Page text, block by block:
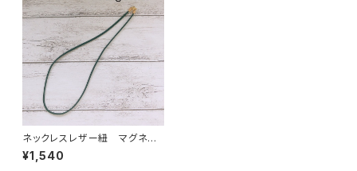
ネックレスレザー紐 マグネット
タイプ(小) ブラック
¥1,540